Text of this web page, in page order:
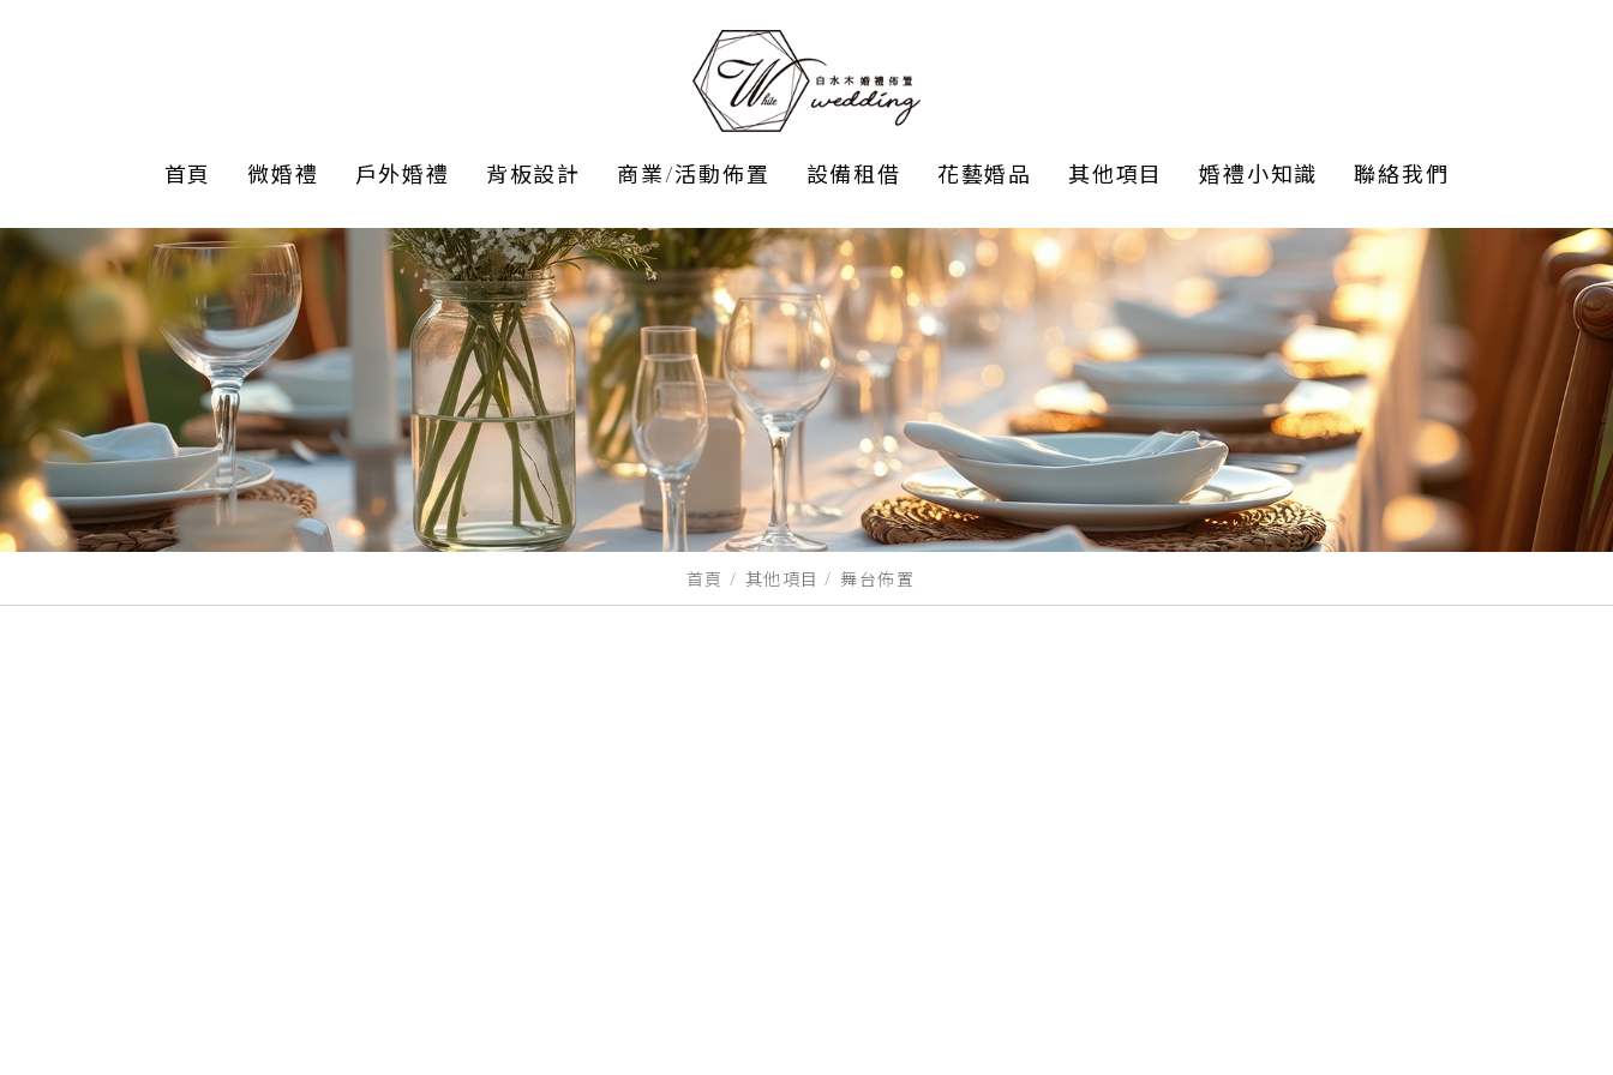
首頁 微婚禮 戶外婚禮
證婚拱門
美式戶外婚禮
背板設計
公版套餐
客製設計
商業/活動佈置
babay 抓週/性別
派對
工商尾牙/商業活動
求婚佈置
設備租借 花藝婚品
捧花
胸花
手挽花
其他項目
走道佈置
Candy bar
美式串燈
桌面佈置
婚禮小知識 聯絡我們
首頁 其他項目 舞台佈置